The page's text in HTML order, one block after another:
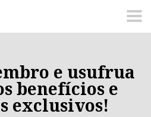
e usufrua
benefícios e
exclusivos!